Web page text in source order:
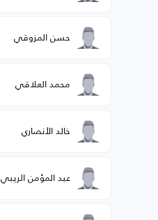
حسن المزوقي
محمد العلاقي
خالد الأنصاري
عبد المؤمن الريبي